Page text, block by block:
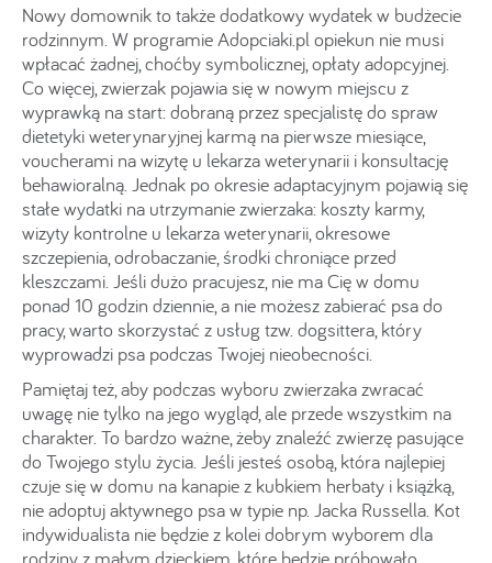
Nowy domownik to także dodatkowy wydatek w budżecie
rodzinnym. W programie Adopciaki.pl opiekun nie musi
wpłacać żadnej, choćby symbolicznej, opłaty adopcyjnej.
Co więcej, zwierzak pojawia się w nowym miejscu z
wyprawką na start: dobraną przez specjalistę do spraw
dietetyki weterynaryjnej karmą na pierwsze miesiące,
voucherami na wizytę u lekarza weterynarii i konsultację
behawioralną. Jednak po okresie adaptacyjnym pojawią się
stałe wydatki na utrzymanie zwierzaka: koszty karmy,
wizyty kontrolne u lekarza weterynarii, okresowe
szczepienia, odrobaczanie, środki chroniące przed
kleszczami. Jeśli dużo pracujesz, nie ma Cię w domu
ponad 10 godzin dziennie, a nie możesz zabierać psa do
pracy, warto skorzystać z usług tzw. dogsittera, który
wyprowadzi psa podczas Twojej nieobecności.
Pamiętaj też, aby podczas wyboru zwierzaka zwracać
uwagę nie tylko na jego wygląd, ale przede wszystkim na
charakter. To bardzo ważne, żeby znaleźć zwierzę pasujące
do Twojego stylu życia. Jeśli jesteś osobą, która najlepiej
czuje się w domu na kanapie z kubkiem herbaty i książką,
nie adoptuj aktywnego psa w typie np. Jacka Russella. Kot
indywidualista nie będzie z kolei dobrym wyborem dla
rodziny z małym dzieckiem, które będzie próbowało